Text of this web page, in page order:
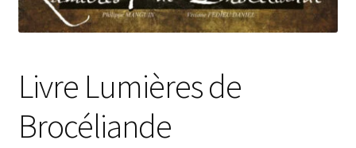
Livre Lumières de
Brocéliande